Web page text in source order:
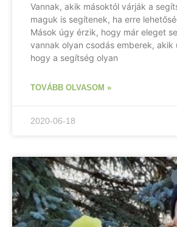
Vannak, akik másoktól várják a
maguk is segítenek, ha erre
Mások úgy érzik, hogy már eleget
vannak olyan csodás emberek, akik
hogy a segítség olyan
TOVÁBB OLVASOM »
2020-06-18